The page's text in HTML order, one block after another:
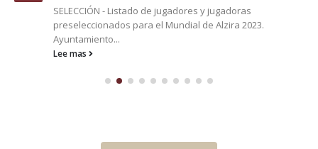
SELECCIÓN - Listado de jugadores y jugadoras
preseleccionados para el Mundial de Alzira 2023.
Ayuntamiento...
Lee mas